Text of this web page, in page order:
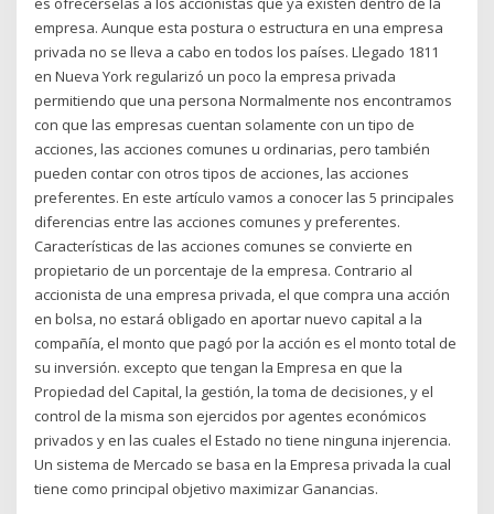
empresa. Aunque esta postura o estructura en una empresa
privada no se lleva a cabo en todos los países. Llegado 1811
en Nueva York regularizó un poco la empresa privada
permitiendo que una persona Normalmente nos encontramos
con que las empresas cuentan solamente con un tipo de
acciones, las acciones comunes u ordinarias, pero también
pueden contar con otros tipos de acciones, las acciones
preferentes. En este artículo vamos a conocer las 5 principales
diferencias entre las acciones comunes y preferentes.
Características de las acciones comunes se convierte en
propietario de un porcentaje de la empresa. Contrario al
accionista de una empresa privada, el que compra una acción
en bolsa, no estará obligado en aportar nuevo capital a la
compañía, el monto que pagó por la acción es el monto total de
su inversión. excepto que tengan la Empresa en que la
Propiedad del Capital, la gestión, la toma de decisiones, y el
control de la misma son ejercidos por agentes económicos
privados y en las cuales el Estado no tiene ninguna injerencia.
Un sistema de Mercado se basa en la Empresa privada la cual
tiene como principal objetivo maximizar Ganancias.